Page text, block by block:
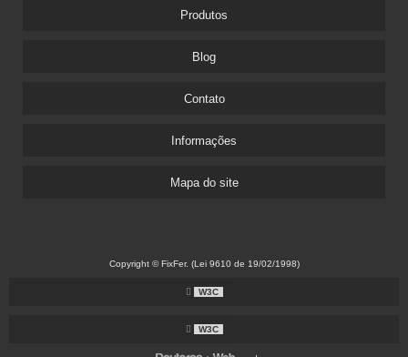
Produtos
Blog
Contato
Informações
Mapa do site
Copyright © FixFer. (Lei 9610 de 19/02/1998)
W3C
W3C